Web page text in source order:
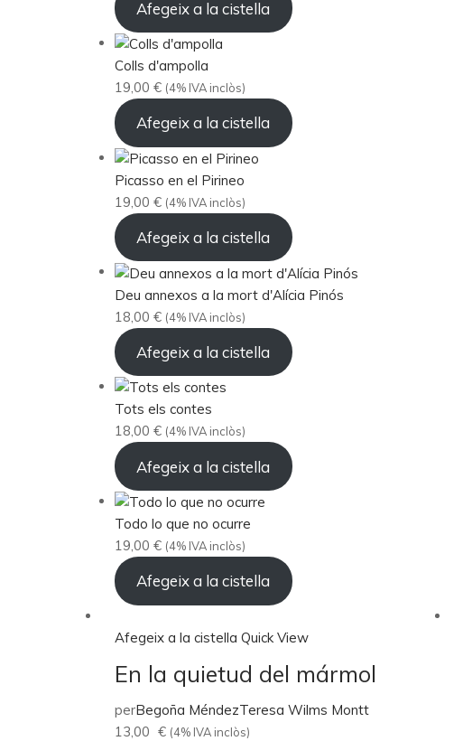
Afegeix a la cistella
Colls d'ampolla
19,00 € (4% IVA inclòs)
Afegeix a la cistella
Picasso en el Pirineo
19,00 € (4% IVA inclòs)
Afegeix a la cistella
Deu annexos a la mort d'Alícia Pinós
18,00 € (4% IVA inclòs)
Afegeix a la cistella
Tots els contes
18,00 € (4% IVA inclòs)
Afegeix a la cistella
Todo lo que no ocurre
19,00 € (4% IVA inclòs)
Afegeix a la cistella
Afegeix a la cistella Quick View
En la quietud del mármol
perBegoña MéndezTeresa Wilms Montt
13,00 € (4% IVA inclòs)